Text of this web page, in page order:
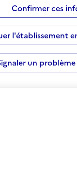
Confirmer ces
l'établissement
un